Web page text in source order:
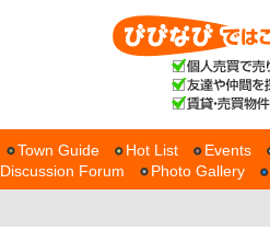
Town Guide Hot List Events
Discussion Forum Photo Gallery